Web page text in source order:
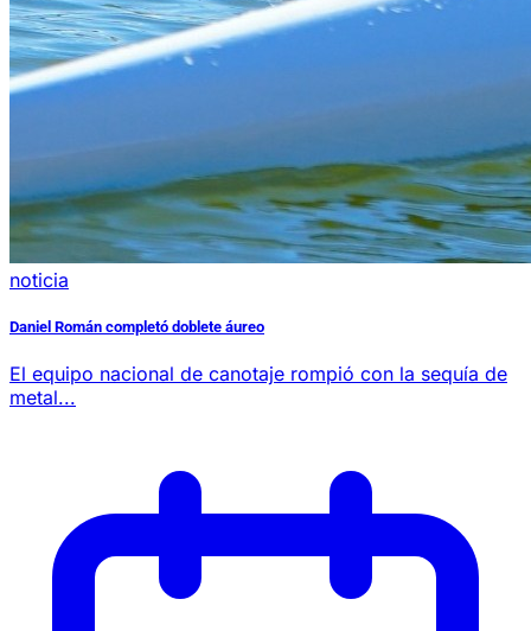
noticia
Daniel Román completó doblete áureo
El equipo nacional de canotaje rompió con la sequía de
metal...